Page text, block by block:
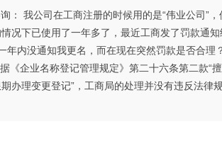
： 我公司在工商注册的时候用的是“伟业公司”
况下已使用了一年多了，最近工商发了罚款通
年内没通知我更名，而在现在突然罚款是否合理
《企业名称登记管理规定》第二十六条第二款“
办理变更登记”，工商局的处理并没有违反法律